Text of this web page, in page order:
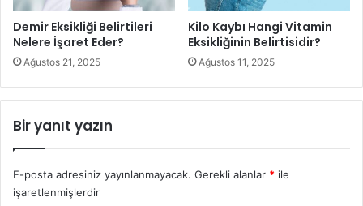
Mide Rahatsızlıkları, Belirtileri ve Tedavisi
Demir Eksikliği Belirtileri
Nelere İşaret Eder?
Ağustos 21, 2025
Kilo Kaybı Hangi Vitamin
Eksikliğinin Belirtisidir?
Ağustos 11, 2025
Bir yanıt yazın
E-posta adresiniz yayınlanmayacak. Gerekli alanlar * ile
işaretlenmişlerdir